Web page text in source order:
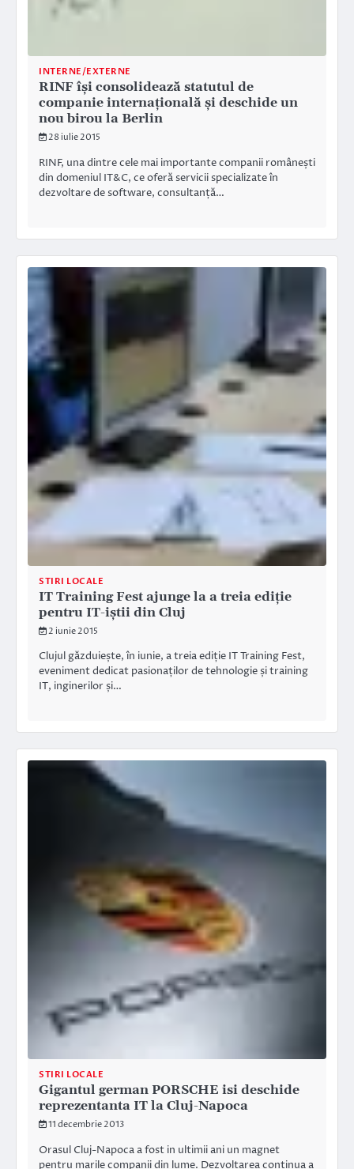
INTERNE/EXTERNE
RINF își consolidează statutul de
companie internațională și deschide un
nou birou la Berlin
28 iulie 2015
RINF, una dintre cele mai importante companii românești
din domeniul IT&C, ce oferă servicii specializate în
dezvoltare de software, consultanță…
STIRI LOCALE
IT Training Fest ajunge la a treia ediție
pentru IT-iștii din Cluj
2 iunie 2015
Clujul găzduiește, în iunie, a treia ediție IT Training Fest,
eveniment dedicat pasionaților de tehnologie și training
IT, inginerilor și…
STIRI LOCALE
Gigantul german PORSCHE isi deschide
reprezentanta IT la Cluj-Napoca
11 decembrie 2013
Orasul Cluj-Napoca a fost in ultimii ani un magnet
pentru marile companii din lume. Dezvoltarea continua a